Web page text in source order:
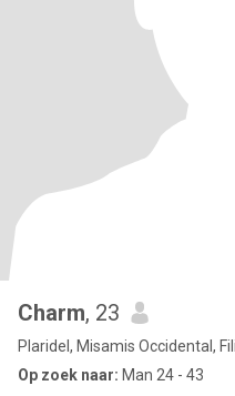
Charm, 23
Plaridel, Misamis Occidental,
Op zoek naar: Man 24 - 43